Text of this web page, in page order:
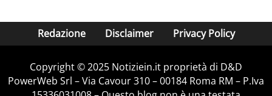
Redazione Disclaimer Privacy Policy
Copyright © 2025 Notiziein.it proprietà di D&D
PowerWeb Srl – Via Cavour 310 – 00184 Roma RM – P.Iva